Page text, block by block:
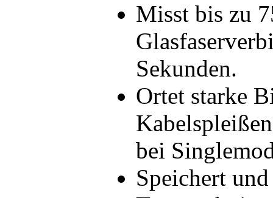
Misst bis zu
Sekunden.
Ortet starke
bei
Speichert